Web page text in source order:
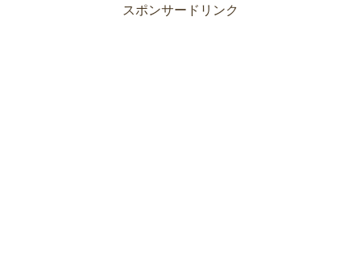
スポンサードリンク